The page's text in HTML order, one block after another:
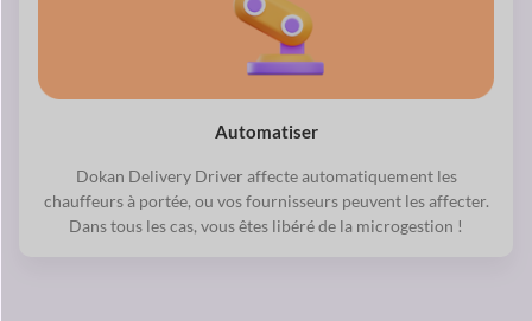
Automatiser
Dokan Delivery Driver affecte automatiquement les
chauffeurs à portée, ou vos fournisseurs peuvent les affecter.
Dans tous les cas, vous êtes libéré de la microgestion !